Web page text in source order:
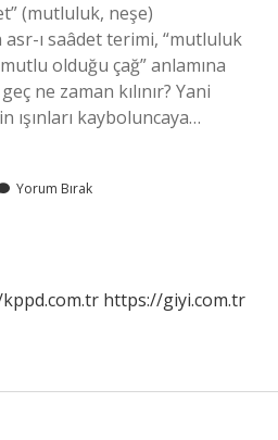
(mutluluk, neşe)
ı saâdet terimi, “mutluluk
olduğu çağ” anlamına
ne zaman kılınır? Yani
ışınları kayboluncaya…
Yorum Bırak
https://giyi.com.tr